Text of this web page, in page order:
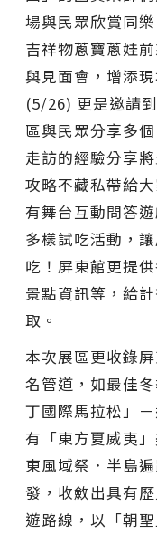
場與民眾欣賞同
吉祥物蔥寶蔥娃
與見面會，增添
(5/26) 更是邀請
區與民眾分享多
走訪的經驗分享
攻略不藏私帶給
有舞台互動問答
多樣試吃活動，
吃！屏東館更提
景點資訊等，給
取。
本次展區更收錄
名管道，如最佳
丁國際馬拉松」
有「東方夏威夷
東風域祭．半島
發，收斂出具有
遊路線，以「朝